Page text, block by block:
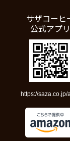
サザコーヒ
公式アプリ
https://saza.co.jp/